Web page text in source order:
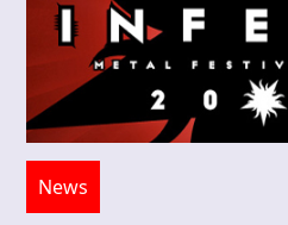
News